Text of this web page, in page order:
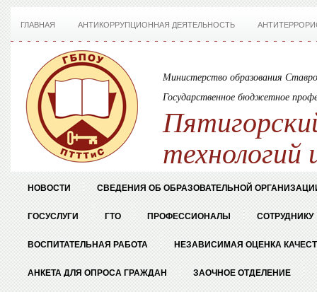
ГЛАВНАЯ АНТИКОРРУПЦИОННАЯ ДЕЯТЕЛЬНОСТЬ
Министерство образования
Государственное бюджетное
технологий
НОВОСТИ СВЕДЕНИЯ ОБ ОБРАЗОВАТЕЛЬНОЙ
ГОСУСЛУГИ ГТО ПРОФЕССИОНАЛЫ СОТРУДНИКУ
ВОСПИТАТЕЛЬНАЯ РАБОТА НЕЗАВИСИМАЯ ОЦЕНКА
АНКЕТА ДЛЯ ОПРОСА ГРАЖДАН ЗАОЧНОЕ ОТДЕЛЕНИЕ